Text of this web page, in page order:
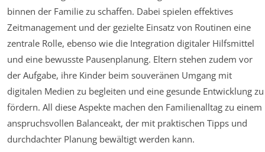
binnen der Familie zu schaffen. Dabei spielen effektives
Zeitmanagement und der gezielte Einsatz von Routinen eine
zentrale Rolle, ebenso wie die Integration digitaler Hilfsmittel
und eine bewusste Pausenplanung. Eltern stehen zudem vor
der Aufgabe, ihre Kinder beim souveränen Umgang mit
digitalen Medien zu begleiten und eine gesunde Entwicklung zu
fördern. All diese Aspekte machen den Familienalltag zu einem
anspruchsvollen Balanceakt, der mit praktischen Tipps und
durchdachter Planung bewältigt werden kann.